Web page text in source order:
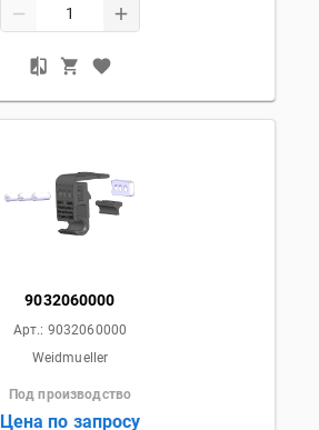
9032060000
Арт.: 9032060000
Weidmueller
Под производство
Цена по запросу